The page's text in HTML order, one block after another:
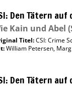
Den Tätern auf
Kain und Abel
Titel:CSI: Crime
:William Petersen,
Den Tätern auf